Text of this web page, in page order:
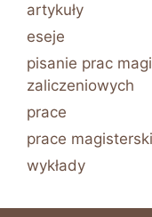
artykuły
eseje
pisanie prac
zaliczeniowych
prace
prace
wykłady